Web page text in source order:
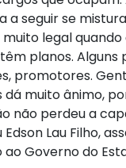
a seguir se
muito legal
planos. Alguns
promotores.
dá muito ânimo,
não perdeu a
Lau Filho,
Governo do